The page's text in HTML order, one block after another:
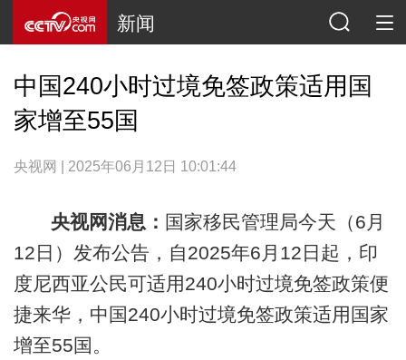
新闻
中国240小时过境免签政策适用国
家增至55国
央视网 | 2025年06月12日 10:01:44
央视网消息： 国家移民管理局今天（6月
12日）发布公告，自2025年6月12日起，印
度尼西亚公民可适用240小时过境免签政策便
捷来华，中国240小时过境免签政策适用国家
增至55国。